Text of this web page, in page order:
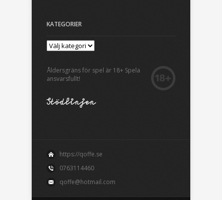
KATEGORIER
Åldersgräns för spel är 18+ Spela
ansvarsfullt!
https://qoffe.se
0763114460
qoffe@hotmail.com